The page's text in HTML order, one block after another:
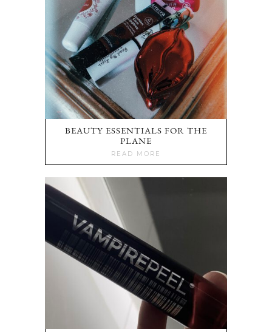
BEAUTY ESSENTIALS FOR THE
PLANE
READ MORE